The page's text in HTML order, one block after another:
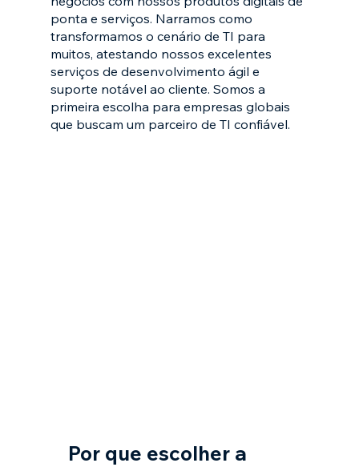
ponta e serviços. Narramos como
transformamos o cenário de TI para
muitos, atestando nossos excelentes
serviços de desenvolvimento ágil e
suporte notável ao cliente. Somos a
primeira escolha para empresas globais
que buscam um parceiro de TI confiável.
Por que escolher a